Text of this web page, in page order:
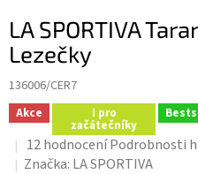
LA SPORTIVA
Lezečky
136006/CER7
Akce I pro
začátečníky
Průměrné
hodnocení
12 hodnocení Podrobnosti
Značka: LA SPORTIVA